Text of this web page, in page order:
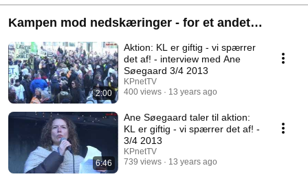
Kampen mod nedskæringer - for et andet
Danmark, (fra foråret 2013)
2:00
Aktion: KL er giftig - vi spærrer
det af! - interview med Ane
Søegaard 3/4 2013
KPnetTV
400 views
13 years ago
6:46
Ane Søegaard taler til aktion:
KL er giftig - vi spærrer det af! -
3/4 2013
KPnetTV
739 views
13 years ago